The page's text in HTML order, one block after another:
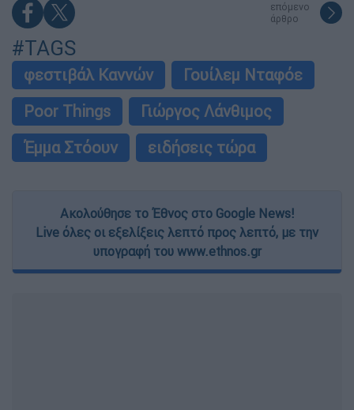
επόμενο
άρθρο
#TAGS
φεστιβάλ Καννών
Γουίλεμ Νταφόε
Poor Things
Γιώργος Λάνθιμος
Έμμα Στόουν
ειδήσεις τώρα
Ακολούθησε το Έθνος στο Google News!
Live όλες οι εξελίξεις λεπτό προς λεπτό, με την
υπογραφή του www.ethnos.gr